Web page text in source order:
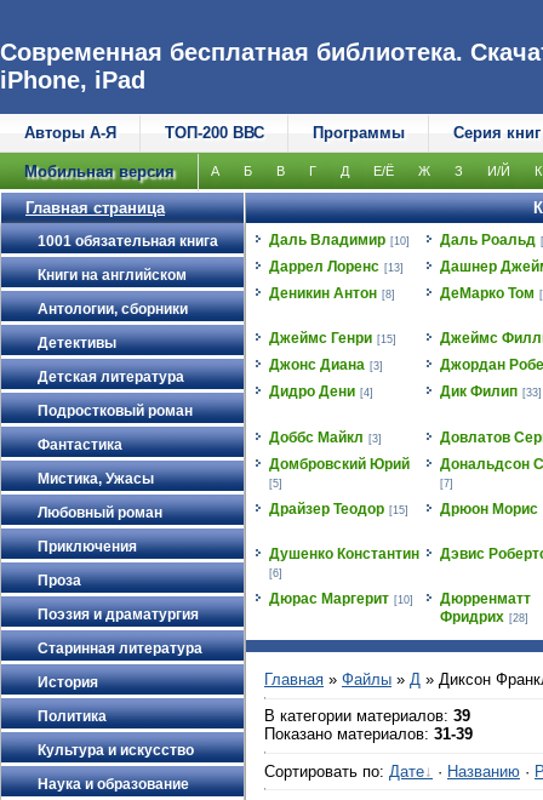
Современная бесплатная библиотека.
iPhone, iPad
Авторы А-Я ТОП-200 ВВС Программы Серия книг
Мобильная версия А Б В Г Д Е/Ё Ж З И/Й К
Главная страница
1001 обязательная книга
Книги на английском
Антологии, сборники
Детективы
Детская литература
Подростковый роман
Фантастика
Мистика, Ужасы
Любовный роман
Приключения
Проза
Поэзия и драматургия
Старинная литература
История
Политика
Культура и искусство
Наука и образование
Даль Владимир [10] Даль Роальд
Даррел Лоренс [13]
Дашнер
Деникин Антон [8] ДеМарко Том
Джеймс Генри [15]
Джеймс
Джонс Диана [3]
Джордан
Дидро Дени [4] Дик Филип [33]
Доббс Майкл [3]
Довлатов
Домбровский Юрий
[5]
Дональдсон
[7]
Драйзер Теодор [15] Дрюон Морис
Душенко Константин
[6]
Дэвис
Дюрас Маргерит [10]
Дюрренматт
Фридрих [28]
Главная » Файлы » Д » Диксон
В категории материалов: 39
Показано материалов: 31-39
Сортировать по: Дате · Названию ·